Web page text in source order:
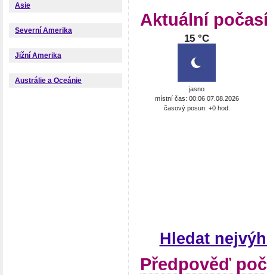
Asie
Severní Amerika
Jižní Amerika
Austrálie a Oceánie
Aktuální
15 °C
jasno
místní čas: 00:06 07.08.2026
časový posun: +0 hod.
Hledat
Předpověď